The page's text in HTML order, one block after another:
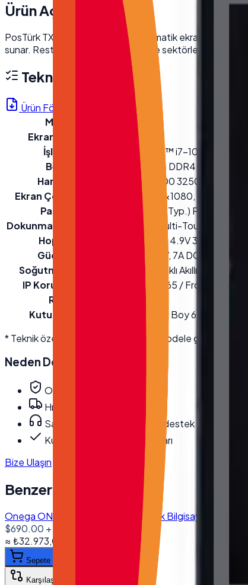
Ürün Açıklaması
PosTürk TX-1560M, 15.6 inç dokunmatik ekranı ve
sunar. Restoran, kafe ve perakende sektörleri için ideal
Teknik Özellikler
Ürün Föyü (PDF)
Model
TX-1560M
Ekran Boyutu
İşlemci
Intel® Core™ i7-10710U 12M
Bellek
Yageo 8GB DDR4 Ram
Hard Disk
256 GB 3600 3250 M.2 PCIE
Ekran Çözünürlüğü
1920(RGB)×1080, FHD
Parlaklık
250 cd/m² (Typ.) Parlaklık
Dokunmatik Ekran Tipi
10 Nokta Multi-Touch
Hoparlör
2 x Hoparlör 4.9V 3W (Max 5W)
Güç Girişi
Adaptör 12V, 7A DC
Soğutma Sistemi
Sıcaklık Odaklı Akıllı Fan
IP Koruma Sınıfı
Ön Panel IP65 / Front IP65
Renk
Kutu Ölçüleri
En 22.5 cm · Boy 62 cm ·
* Teknik özellikler üretici kaynaklıdır; modele göre
Neden Desmak
Orijinal, garantili ürün
Hızlı ve güvenli kargo
Satış öncesi/sonrası teknik destek
Kurumsal fatura · bayi fiyatları
Bize Ulaşın
Benzer Ürünler
Onega ONG-1560 15.6'' Dokunmatik Bilgisayar I5
$690.00 + KDV
≈₺32.973,03
Sepete ekle
Karşılaştır